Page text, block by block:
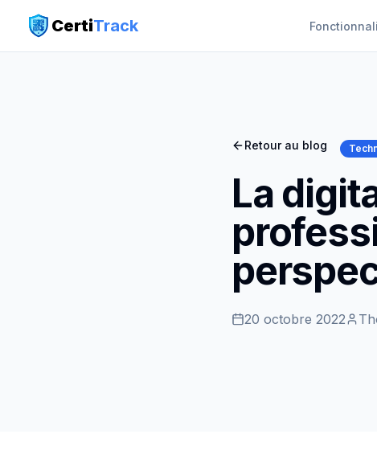
CertiTrack
Retour au blog
La
20 octobre 2022